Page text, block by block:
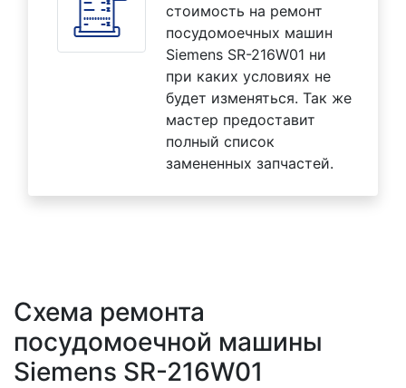
стоимость на ремонт
посудомоечных машин
Siemens SR-216W01 ни
при каких условиях не
будет изменяться. Так же
мастер предоставит
полный список
замененных запчастей.
Схема ремонта
посудомоечной машины
Siemens SR-216W01